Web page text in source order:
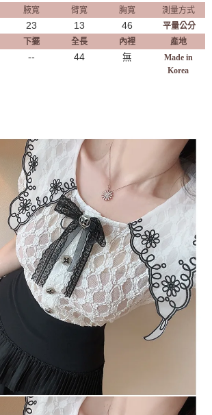
腋寬 臂寬 胸寬
測量方式
23 13 46
平量公分
下擺 全長 內裡 產地
-- 44 無
Made in
Korea